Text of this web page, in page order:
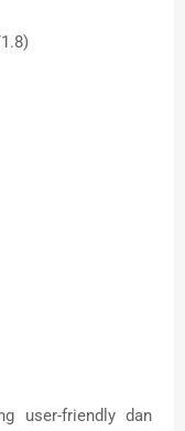
user-friendly dan